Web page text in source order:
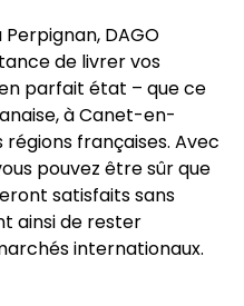
DAGO
de livrer vos
parfait état – que ce
à Canet-en-
régions françaises. Avec
pouvez être sûr que
satisfaits sans
ainsi de rester
internationaux.